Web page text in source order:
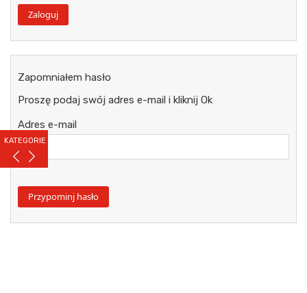
KATEGORIE
Zapomniałem hasło
Proszę podaj swój adres e-mail i kliknij Ok
Adres e-mail